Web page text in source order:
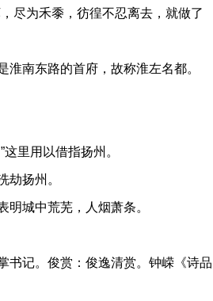
尽为禾黍，彷徨不忍离去，就做了
南东路的首府，故称淮左名都。
里用以借指扬州。
扬州。
城中荒芜，人烟萧条。
记。俊赏：俊逸清赏。钟嵘《诗品